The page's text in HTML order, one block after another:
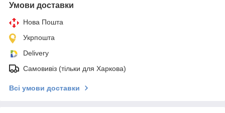
Умови доставки
Нова Пошта
Укрпошта
Delivery
Самовивіз (тільки для Харкова)
Всі умови доставки